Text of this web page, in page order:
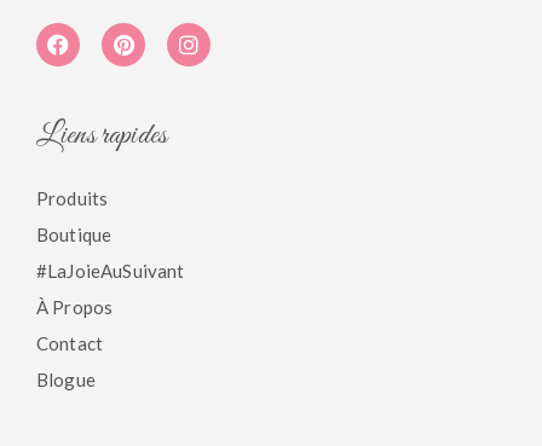
Liens rapides
Produits
Boutique
#LaJoieAuSuivant
À Propos
Contact
Blogue